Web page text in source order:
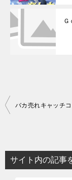
Ｇ
投
ビ
ゲ
サイト内の記事